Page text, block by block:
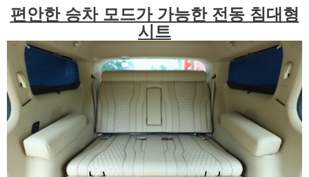
편안한 승차 모드가 가능한 전동 침대형
시트